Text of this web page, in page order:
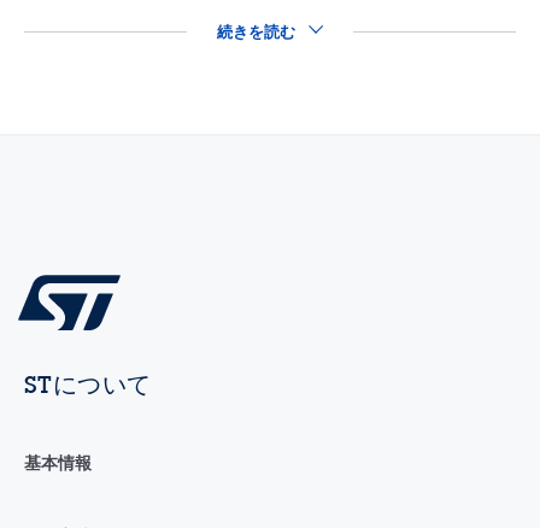
続きを読む
STについて
基本情報